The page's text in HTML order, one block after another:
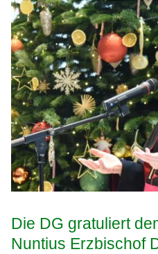
Die DG gratuliert
Nuntius Erzbischof